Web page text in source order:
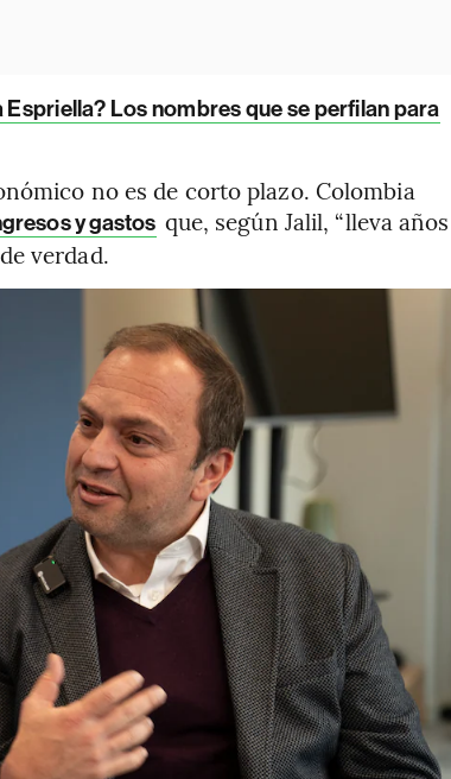
Los nombres que se perfilan para
no es de corto plazo. Colombia
y gastos que, según Jalil, “lleva años
verdad.